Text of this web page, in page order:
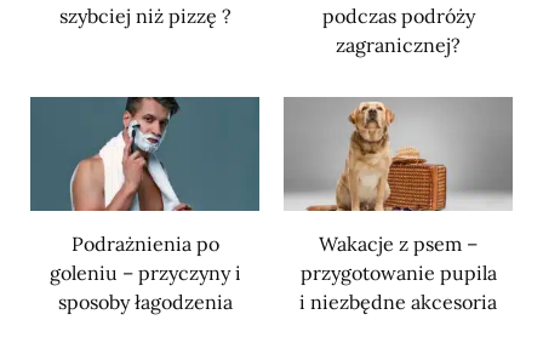
szybciej niż pizzę ?
podczas podróży
zagranicznej?
Podrażnienia po
goleniu – przyczyny i
sposoby łagodzenia
Wakacje z psem –
przygotowanie pupila
i niezbędne akcesoria